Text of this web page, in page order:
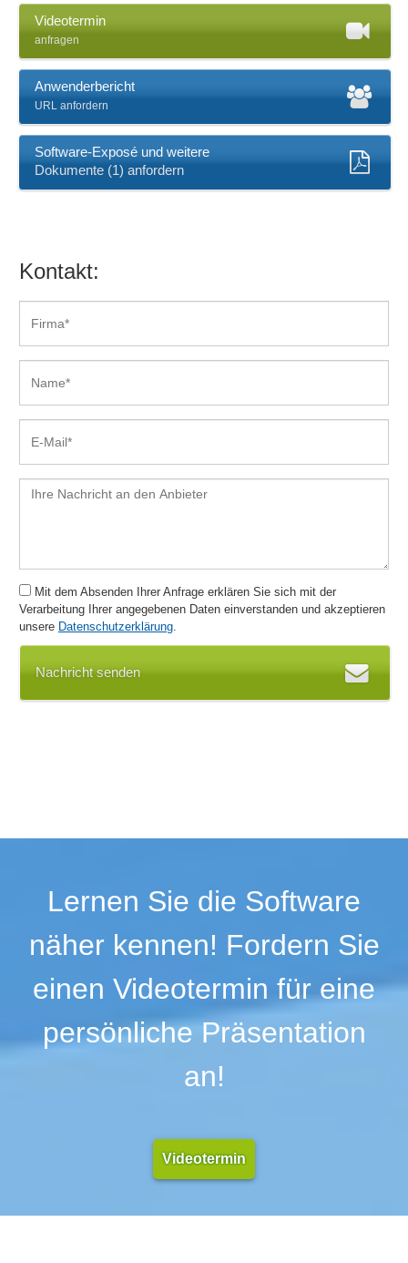
Unternehmensplanung
Vorschauansicht
Vorsteuerabrechnung
Zahlungsausgänge
Zahlungseingänge
Zahlungsmodalitäten
Zahlungsverkehr
Ziel- und Aufgabentracking
Videotermin
anfragen
Anwenderbericht
URL anfordern
Software-Exposé und weitere
Dokumente (1) anfordern
Kontakt:
Mit dem Absenden Ihrer Anfrage erklären Sie sich mit der
Verarbeitung Ihrer angegebenen Daten einverstanden und akzeptieren
unsere Datenschutzerklärung.
Nachricht senden
Lernen Sie die Software
näher kennen! Fordern Sie
einen Videotermin für eine
persönliche Präsentation
an!
Videotermin